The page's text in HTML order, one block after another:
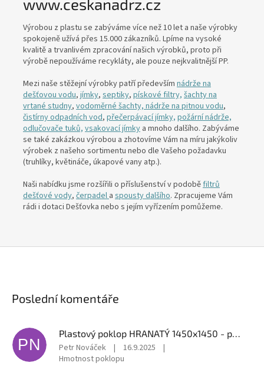
Výrobou z plastu se zabýváme více než 10 let a naše výrobky
spokojeně užívá přes 15.000 zákazníků. Lpíme na vysoké
kvalitě a trvanlivém zpracování našich výrobků, proto při
výrobě nepoužíváme recykláty, ale pouze nejkvalitnější PP.
Mezi naše stěžejní výrobky patří především nádrže na
dešťovou vodu, jímky, septiky, pískové filtry, šachty na
vrtané studny, vodoměrné šachty,nádrže na pitnou vodu,
čistírny odpadních vod, přečerpávací jímky, požární nádrže,
odlučovače tuků, vsakovací jímky a mnoho dalšího. Zabýváme
se také zakázkou výrobou a zhotovíme Vám na míru jakýkoliv
výrobek z našeho sortimentu nebo dle Vašeho požadavku
(truhlíky, květináče, úkapové vany atp.).
Naši nabídku jsme rozšířili o příslušenství v podoběfiltrů
dešťové vody, čerpadela spousty dalšího. Zpracujeme Vám
rádi i dotaci Dešťovka nebo s jejím vyřízením pomůžeme.
Poslední komentáře
PN
Plastový poklop HRANATÝ 1450x1450 - pochozí
Petr Nováček | 16.9.2025
|
Hmotnost poklopu